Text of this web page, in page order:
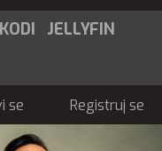
KODI
JELLYFIN
se Registruj se